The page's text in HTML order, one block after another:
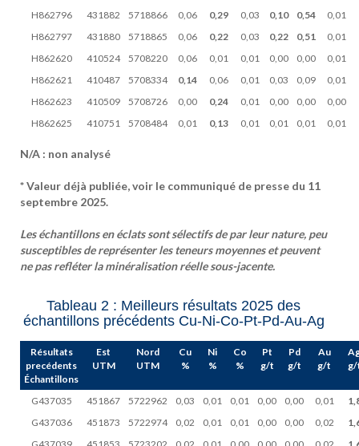
H862796
431882 5718866 0,06 0,29 0,03 0,10 0,54
0,01
H862797
431880 5718865 0,06 0,22 0,03 0,22 0,51
0,01
H862620
410524 5708220 0,06 0,01 0,01 0,00 0,00
0,01
H862621
410487 5708334 0,14 0,06 0,01 0,03 0,09
0,01
H862623
410509 5708726 0,00 0,24 0,01 0,00 0,00
0,00
H862625
410751 5708484 0,01 0,13 0,01 0,01 0,01 0,01
N/A : non analysé
* Valeur déjà publiée, voir le communiqué de presse du 11
septembre 2025.
Les échantillons en éclats sont sélectifs de par leur nature, peu
susceptibles de représenter les teneurs moyennes et peuvent
ne pas refléter la minéralisation réelle sous-jacente.
Tableau 2 : Meilleurs résultats 2025 des
échantillons précédents Cu-Ni-Co-Pt-Pd-Au-Ag
Résultats
precédents
Échantillons
Est
UTM
Nord
UTM
Cu
%
Ni
%
Co
%
Pt
g/t
Pd
g/t
Au
g/t
G437035 451867 5722962 0,03 0,01 0,01 0,00 0,00 0,01
G437036
451873 5722974 0,02 0,01 0,01 0,00 0,00 0,02